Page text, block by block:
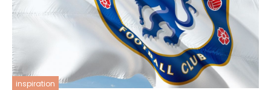
inspiration